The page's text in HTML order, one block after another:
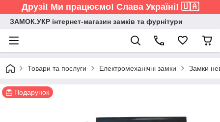
Друзі! Ми працюємо! Слава Україні! 🇺🇦
ЗАМОК.УКР інтернет-магазин замків та фурнітури
Товари та послуги Електромеханічні замки Замки
Подарунок